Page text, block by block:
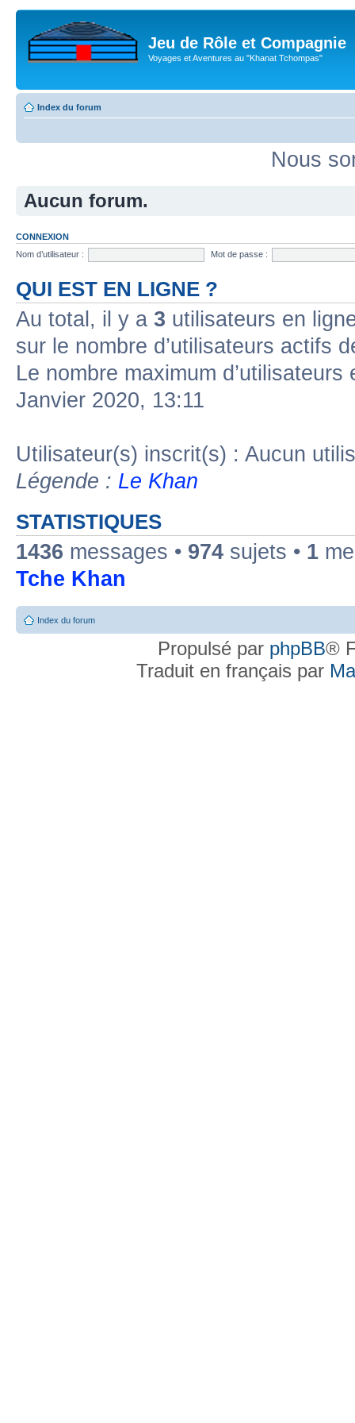
Jeu de Rôle et Compagnie
Voyages et Aventures au "Khanat Tchompas"
Index du forum
Nous
Aucun forum.
CONNEXION
Nom d’utilisateur :
Mot de passe :
QUI EST EN LIGNE ?
Au total, il y a 3 utilisateurs en
sur le nombre d’utilisateurs actifs
Le nombre maximum
Janvier 2020, 13:11
Utilisateur(s) inscrit(s) : Aucun
Légende : Le Khan
STATISTIQUES
1436 messages • 974 sujets • 1
Tche Khan
Index du forum
Propulsé par phpBB®
Traduit en français par